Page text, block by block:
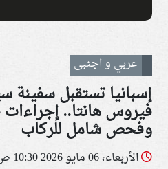
عربي و اجنبى
إسبانيا تستقبل سفينة
فيروس هانتا..
وفحص شامل للركاب
الأربعاء، 06 مايو 2026 10:30 ص